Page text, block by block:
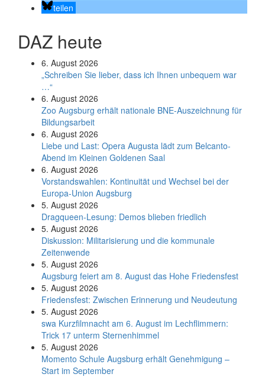
teilen
DAZ heute
6. August 2026
„Schreiben Sie lieber, dass ich Ihnen unbequem war
…“
6. August 2026
Zoo Augsburg erhält nationale BNE-Auszeichnung für
Bildungsarbeit
6. August 2026
Liebe und Last: Opera Augusta lädt zum Belcanto-
Abend im Kleinen Goldenen Saal
6. August 2026
Vorstandswahlen: Kontinuität und Wechsel bei der
Europa-Union Augsburg
5. August 2026
Dragqueen-Lesung: Demos blieben friedlich
5. August 2026
Diskussion: Mi­li­ta­ri­sie­rung und die kommunale
Zeitenwende
5. August 2026
Augsburg feiert am 8. August das Hohe Friedensfest
5. August 2026
Friedensfest: Zwischen Erinnerung und Neudeutung
5. August 2026
swa Kurz­film­nacht am 6. August im Lech­flim­mern:
Trick 17 unterm Sternen­himmel
5. August 2026
Momento Schule Augsburg erhält Genehmigung –
Start im September